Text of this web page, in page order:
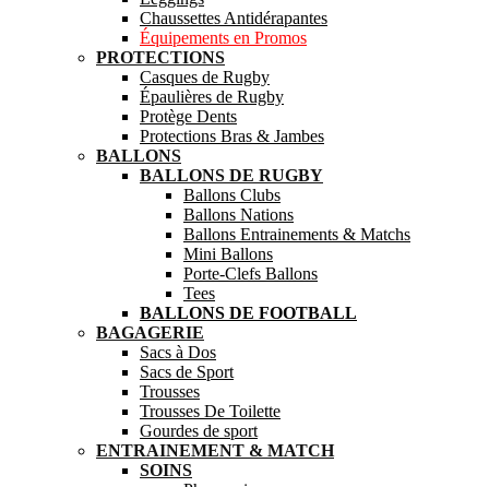
Chaussettes Antidérapantes
Équipements en Promos
PROTECTIONS
Casques de Rugby
Épaulières de Rugby
Protège Dents
Protections Bras & Jambes
BALLONS
BALLONS DE RUGBY
Ballons Clubs
Ballons Nations
Ballons Entrainements & Matchs
Mini Ballons
Porte-Clefs Ballons
Tees
BALLONS DE FOOTBALL
BAGAGERIE
Sacs à Dos
Sacs de Sport
Trousses
Trousses De Toilette
Gourdes de sport
ENTRAINEMENT & MATCH
SOINS